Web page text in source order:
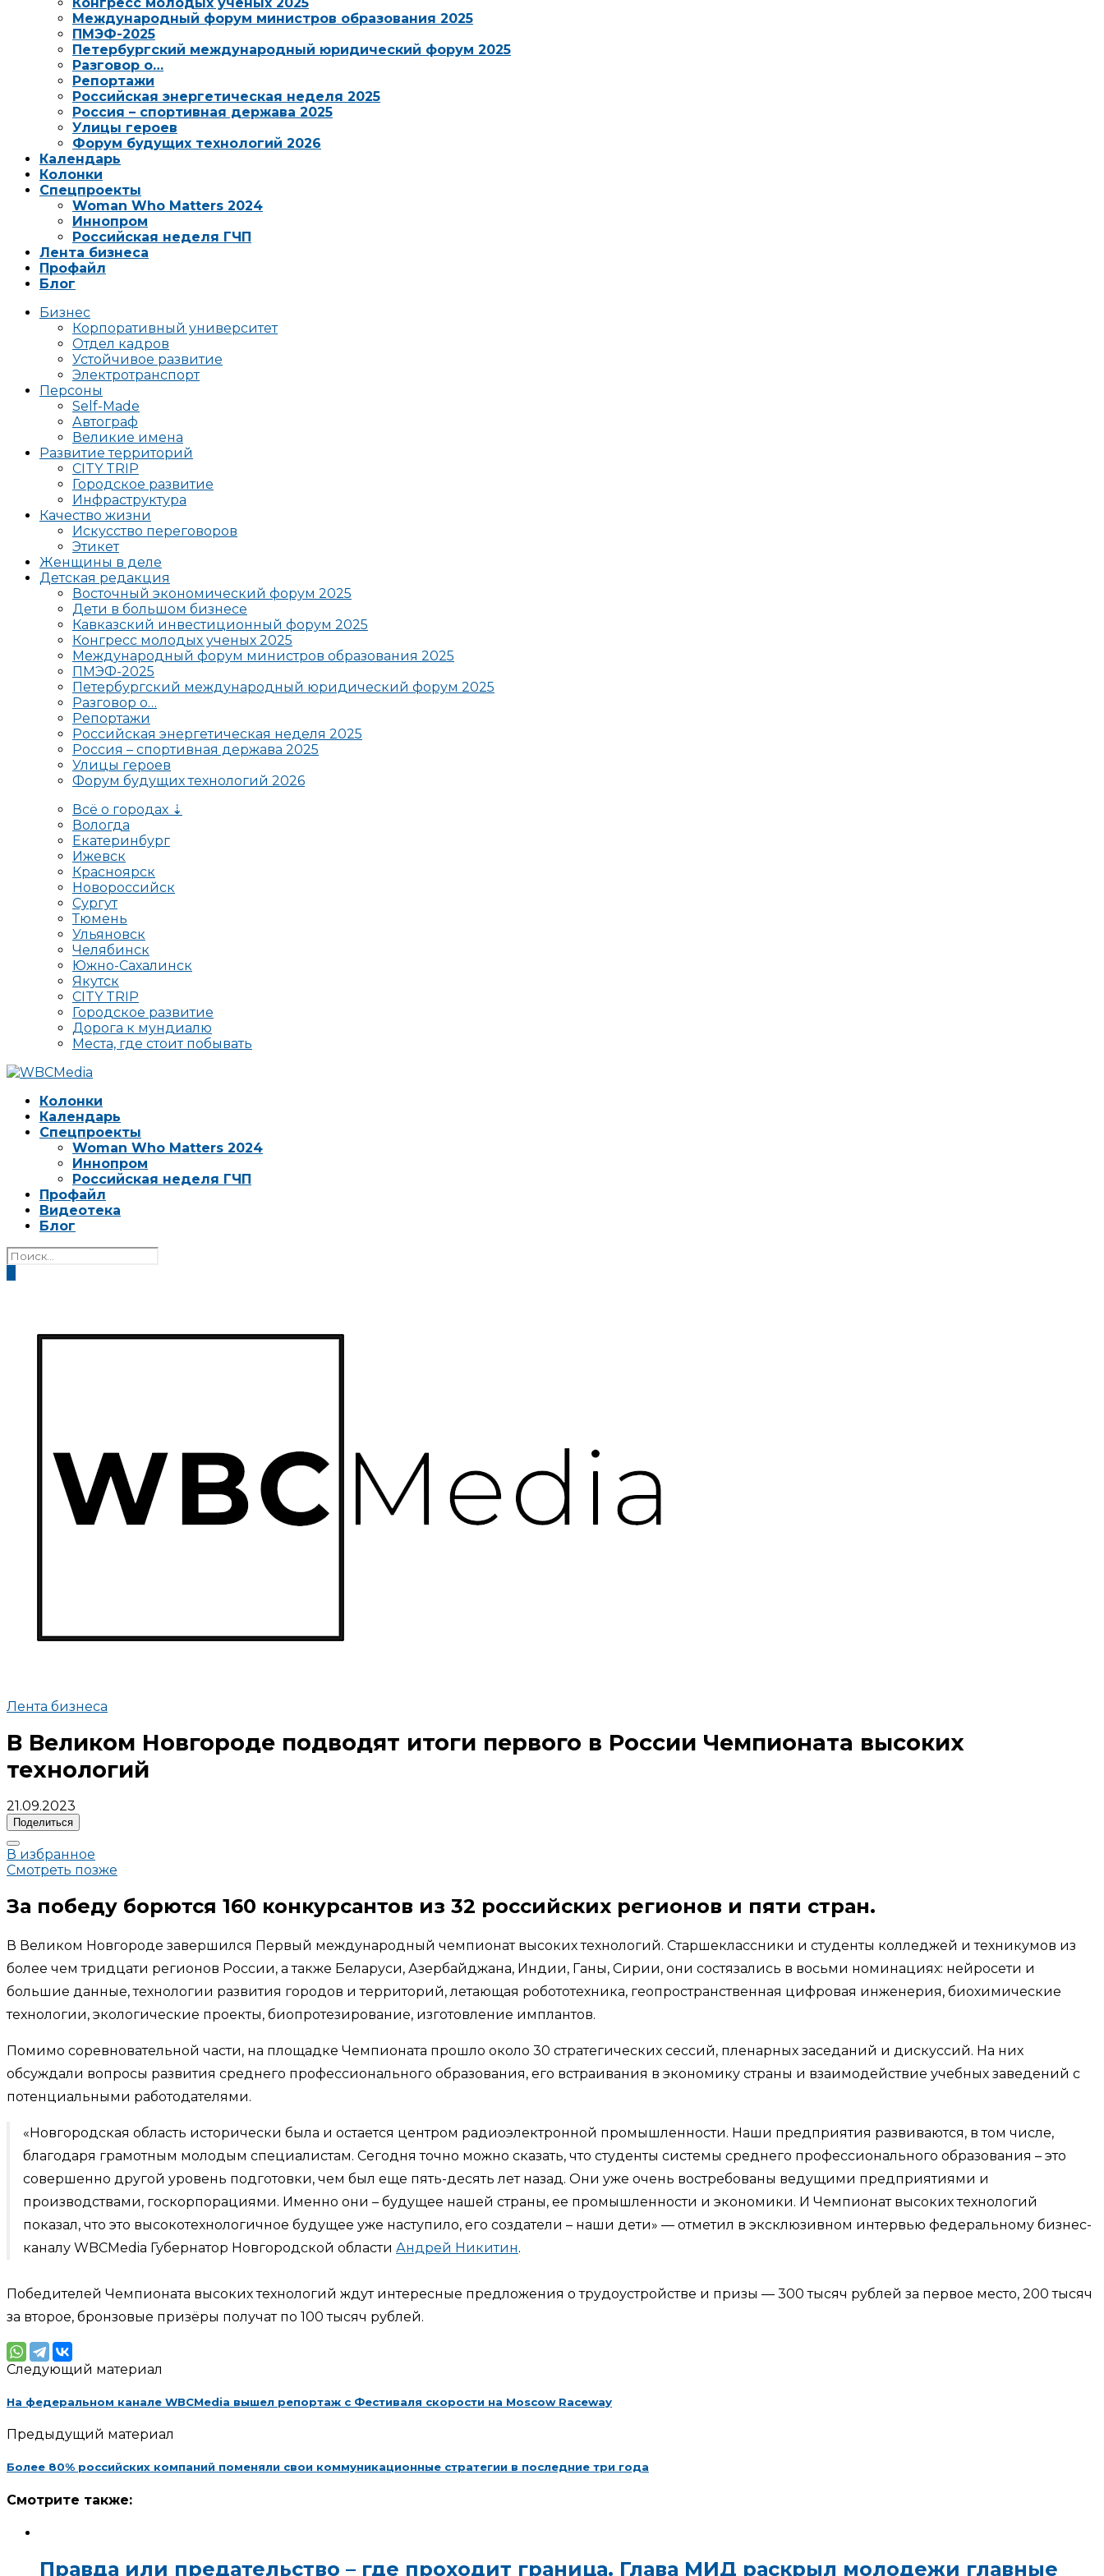
Международный форум министров образования 2025
ПМЭФ-2025
Петербургский международный юридический форум 2025
Разговор о…
Репортажи
Российская энергетическая неделя 2025
Россия – спортивная держава 2025
Улицы героев
Форум будущих технологий 2026
Календарь
Колонки
Спецпроекты
Woman Who Matters 2024
Иннопром
Российская неделя ГЧП
Лента бизнеса
Профайл
Блог
Бизнес
Корпоративный университет
Отдел кадров
Устойчивое развитие
Электротранспорт
Персоны
Self-Made
Автограф
Великие имена
Развитие территорий
CITY TRIP
Городское развитие
Инфраструктура
Качество жизни
Искусство переговоров
Этикет
Женщины в деле
Детская редакция
Восточный экономический форум 2025
Дети в большом бизнесе
Кавказский инвестиционный форум 2025
Конгресс молодых ученых 2025
Международный форум министров образования 2025
ПМЭФ-2025
Петербургский международный юридический форум 2025
Разговор о…
Репортажи
Российская энергетическая неделя 2025
Россия – спортивная держава 2025
Улицы героев
Форум будущих технологий 2026
Всё о городах ⇣
Вологда
Екатеринбург
Ижевск
Красноярск
Новороссийск
Сургут
Тюмень
Ульяновск
Челябинск
Южно-Сахалинск
Якутск
CITY TRIP
Городское развитие
Дорога к мундиалю
Места, где стоит побывать
Колонки
Календарь
Спецпроекты
Woman Who Matters 2024
Иннопром
Российская неделя ГЧП
Профайл
Видеотека
Блог
Лента бизнеса
В Великом Новгороде подводят итоги первого в России Чемпионата высоких
технологий
21.09.2023
Поделиться
В избранное
Смотреть позже
За победу борются 160 конкурсантов из 32 российских регионов и пяти стран.
В Великом Новгороде завершился Первый международный чемпионат высоких технологий. Старшеклассники и студенты колледжей и техникумов из
более чем тридцати регионов России, а также Беларуси, Азербайджана, Индии, Ганы, Сирии, они состязались в восьми номинациях: нейросети и
большие данные, технологии развития городов и территорий, летающая робототехника, геопространственная цифровая инженерия, биохимические
технологии, экологические проекты, биопротезирование, изготовление имплантов.
Помимо соревновательной части, на площадке Чемпионата прошло около 30 стратегических сессий, пленарных заседаний и дискуссий. На них
обсуждали вопросы развития среднего профессионального образования, его встраивания в экономику страны и взаимодействие учебных заведений с
потенциальными работодателями.
«Новгородская область исторически была и остается центром радиоэлектронной промышленности. Наши предприятия развиваются, в том числе,
благодаря грамотным молодым специалистам. Сегодня точно можно сказать, что студенты системы среднего профессионального образования – это
совершенно другой уровень подготовки, чем был еще пять-десять лет назад. Они уже очень востребованы ведущими предприятиями и
производствами, госкорпорациями. Именно они – будущее нашей страны, ее промышленности и экономики. И Чемпионат высоких технологий
показал, что это высокотехнологичное будущее уже наступило, его создатели – наши дети» — отметил в эксклюзивном интервью федеральному бизнес-
каналу WBCMedia Губернатор Новгородской области Андрей Никитин.
Победителей Чемпионата высоких технологий ждут интересные предложения о трудоустройстве и призы — 300 тысяч рублей за первое место, 200 тысяч
за второе, бронзовые призёры получат по 100 тысяч рублей.
Следующий материал
На федеральном канале WBCMedia вышел репортаж с Фестиваля скорости на Moscow Raceway
Предыдущий материал
Более 80% российских компаний поменяли свои коммуникационные стратегии в последние три года
Смотрите также:
Правда или предательство – где проходит граница. Глава МИД раскрыл молодежи главные